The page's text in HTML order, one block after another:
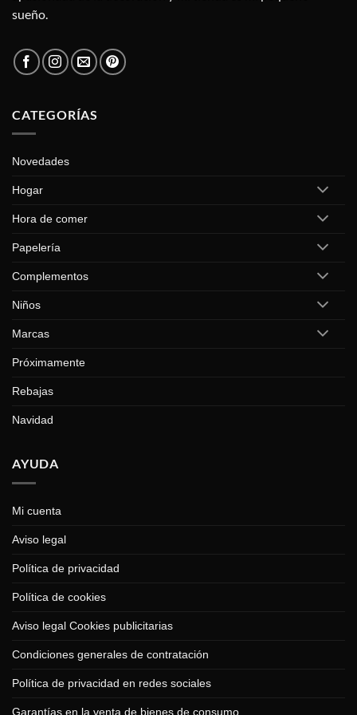
sueño.
CATEGORÍAS
Novedades
Hogar
Hora de comer
Papelería
Complementos
Niños
Marcas
Próximamente
Rebajas
Navidad
AYUDA
Mi cuenta
Aviso legal
Política de privacidad
Política de cookies
Aviso legal Cookies publicitarias
Condiciones generales de contratación
Política de privacidad en redes sociales
Garantías en la venta de bienes de consumo